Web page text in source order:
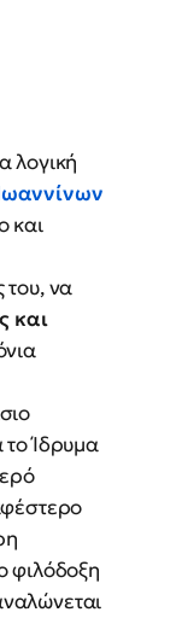
λογική
και
του, να
και
Ίδρυμα
φιλόδοξη